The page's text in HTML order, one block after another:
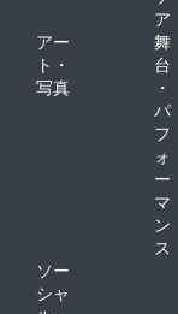
ア
アー
ト・
写真
舞
台
・
パ
フ
ォ
ー
マ
ン
ス
ソー
シャ